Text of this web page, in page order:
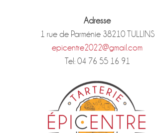
Adresse
1 rue de Parménie 38210 TULLINS
epicentre2022@gmail.com
Tel: 04 76 55 16 91